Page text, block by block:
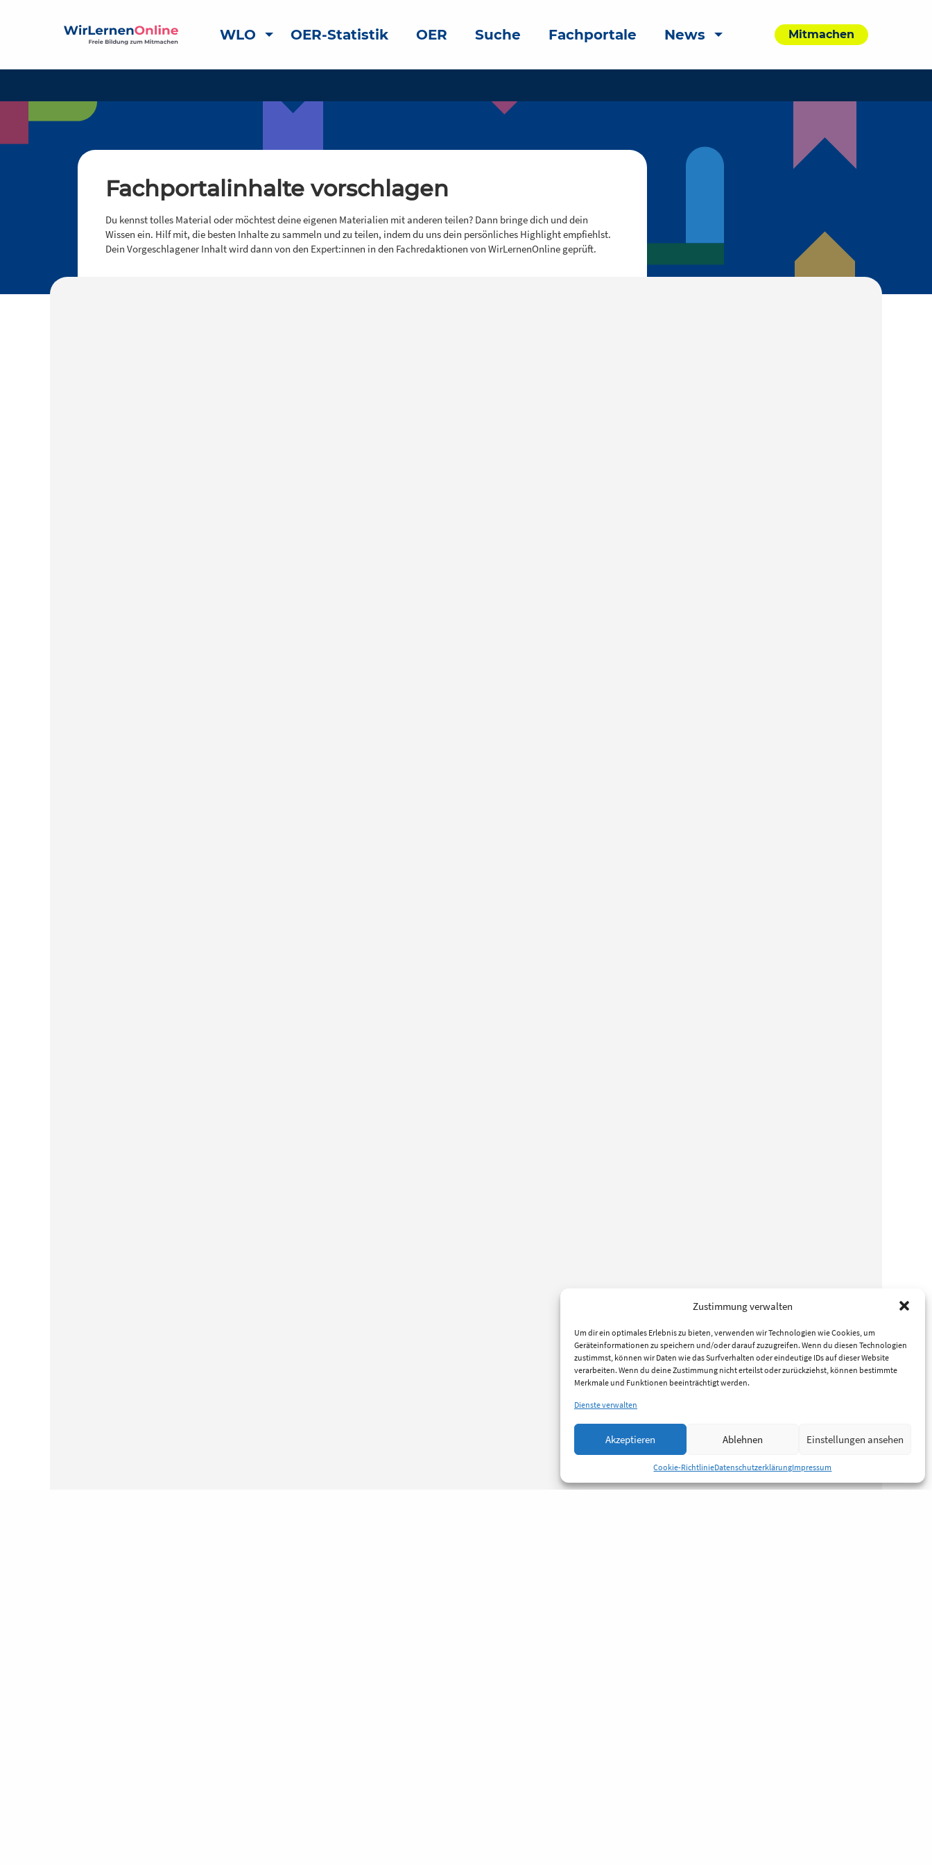
Zustimmung verwalten
Um dir ein optimales Erlebnis zu bieten, verwenden wir Technologien wie Cookies, um
Geräteinformationen zu speichern und/oder darauf zuzugreifen. Wenn du diesen Technologien
zustimmst, können wir Daten wie das Surfverhalten oder eindeutige IDs auf dieser Website
verarbeiten. Wenn du deine Zustimmung nicht erteilst oder zurückziehst, können bestimmte
Merkmale und Funktionen beeinträchtigt werden.
Dienste verwalten
Akzeptieren Ablehnen Einstellungen ansehen
Cookie-RichtlinieDatenschutzerklärungImpressum
WLO OER-Statistik OER Suche Fachportale News Mitmachen
Fachportalinhalte vorschlagen
Du kennst tolles Material oder möchtest deine eigenen Materialien mit anderen teilen? Dann bringe dich und dein
Wissen ein. Hilf mit, die besten Inhalte zu sammeln und zu teilen, indem du uns dein persönliches Highlight empfiehlst.
Dein Vorgeschlagener Inhalt wird dann von den Expert:innen in den Fachredaktionen von WirLernenOnline geprüft.